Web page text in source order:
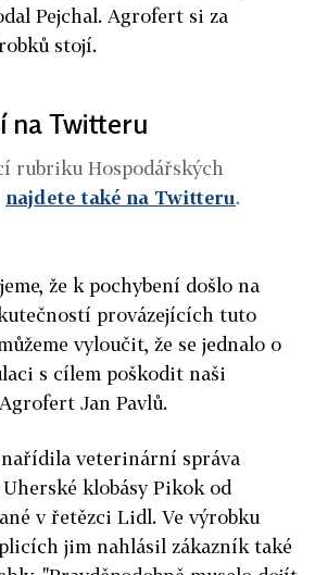
Pejchal. Agrofert si za
stojí.
na Twitteru
rubriku Hospodářských
najdete také na Twitteru.
že k pochybení došlo na
provázejících tuto
vyloučit, že se jednalo o
s cílem poškodit naši
Jan Pavlů.
nařídila veterinární správa
klobásy Pikok od
v řetězci Lidl. Ve výrobku
jim nahlásil zákazník také